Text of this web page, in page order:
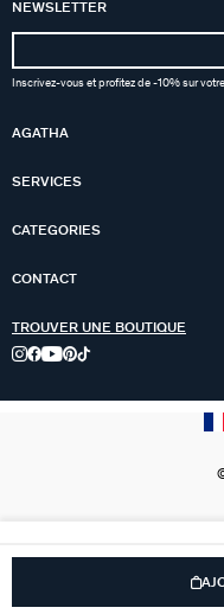
NEWSLETTER
Inscrivez-vous et profitez de -10% sur
AGATHA
SERVICES
CATEGORIES
CONTACT
TROUVER UNE BOUTIQUE